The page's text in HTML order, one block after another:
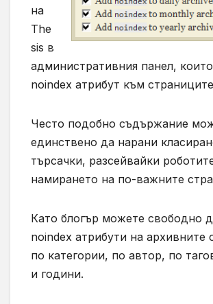
на
The
sis в
административния панел,
noindex атрибут към
Често подобно съдържание
единствено да нарани
търсачки, разсейвайки
намирането на по-важните
Като блогър можете свободно
noindex атрибути на архивните
по категории, по автор, по
и години.